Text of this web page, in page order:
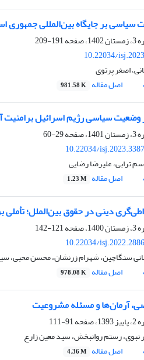
سیاسی بر جایگاه بین‌المللی جمهوری
191-209
10.22034/
اصغر پرتوی
اصل مقاله 981.58 K
وضعیت سیاسی رژیم اسرائیل برامنیت
29-60
10.22034/
ترابی، علیرضا رضایی
اصل مقاله 1.23 M
دینی در حقوق بین‌الملل؛
121-142
10.22034/
سنگاچین، شهرام زرنشان، محسن محبی،
اصل مقاله 978.08 K
آرمان‌ها و مسئله مشروعیت
91-111
نبوی، رستم روانبخش، سید معین زارع
اصل مقاله 4.36 M